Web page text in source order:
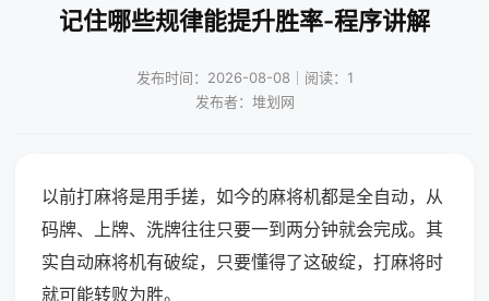
记住哪些规律能提升胜率-程序讲解
发布时间：2026-08-08｜阅读：1
发布者：堆划网
以前打麻将是用手搓，如今的麻将机都是全自动，从
码牌、上牌、洗牌往往只要一到两分钟就会完成。其
实自动麻将机有破绽，只要懂得了这破绽，打麻将时
就可能转败为胜。